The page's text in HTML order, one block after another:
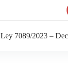
Ley 7089/2023 –